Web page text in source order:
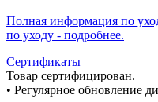
Полная информация по
по уходу - подробнее.
Сертификаты
Товар сертифицирован.
• Регулярное обновление